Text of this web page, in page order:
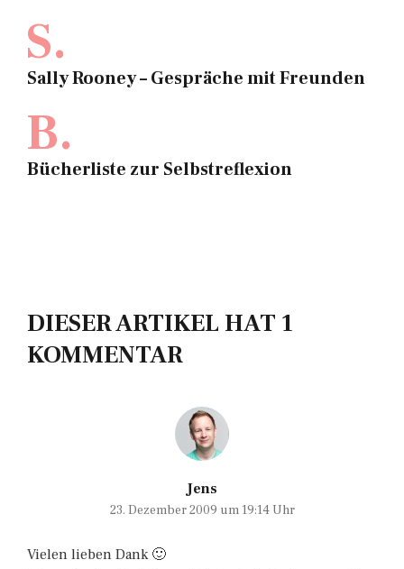
S.
Sally Rooney – Gespräche mit Freunden
B.
Bücherliste zur Selbstreflexion
DIESER ARTIKEL HAT 1
KOMMENTAR
Jens
23. Dezember 2009 um 19:14 Uhr
Vielen lieben Dank 🙂